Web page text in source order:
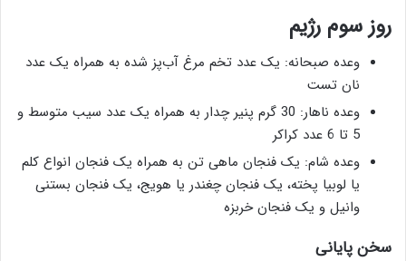
روز سوم رژیم
وعده صبحانه: یک عدد تخم مرغ آب‌پز شده به همراه یک عدد
نان تست
وعده ناهار: 30 گرم پنیر چدار به همراه یک عدد سیب متوسط و
5 تا 6 عدد کراکر
وعده شام: یک فنجان ماهی تن به همراه یک فنجان انواع کلم
یا لوبیا پخته، یک فنجان چغندر یا هویج، یک فنجان بستنی
وانیل و یک فنجان خربزه
سخن پایانی